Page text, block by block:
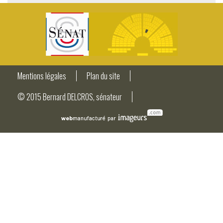
Mentions légales
Plan du site
© 2015 Bernard DELCROS, sénateur